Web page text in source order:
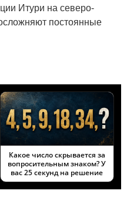
Итури на северо-
постоянные
Какое число скрывается за
вопросительным знаком? У
вас 25 секунд на решение